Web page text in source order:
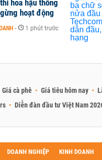
hoa hậu thông
hoạt động
- 1 phút trước
Giá cà phê Giá tiêu hôm nay
Diễn đàn đầu tư Việt Nam
DOANH NGHIỆP KINH DOANH